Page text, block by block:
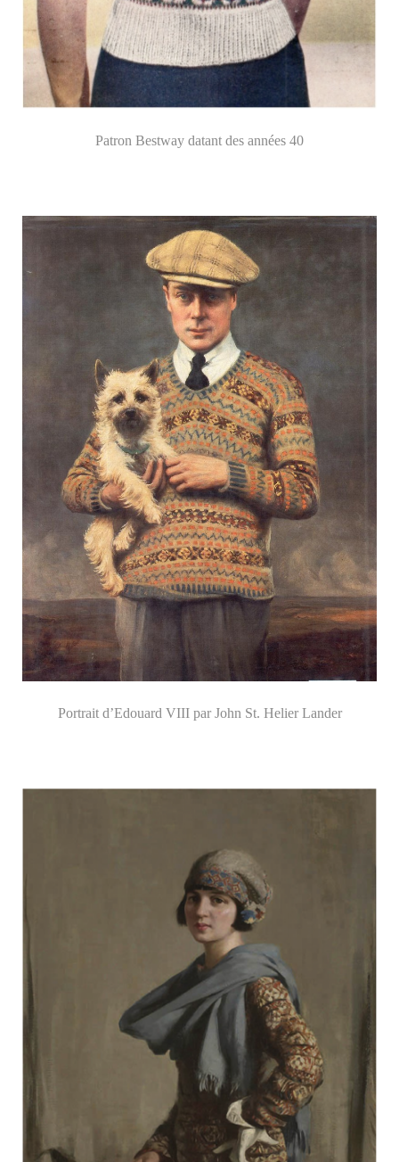
Patron Bestway datant des années 40
Portrait d’Edouard VIII par John St. Helier Lander